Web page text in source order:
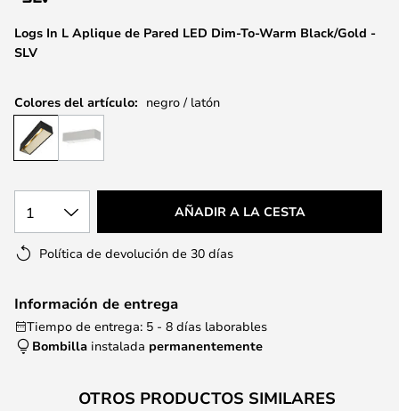
Logs In L Aplique de Pared LED Dim-To-Warm Black/Gold -
SLV
Colores del artículo: negro / latón
1 AÑADIR A LA CESTA
Política de devolución de 30 días
Información de entrega
Tiempo de entrega: 5 - 8 días laborables
Bombilla instalada permanentemente
OTROS PRODUCTOS SIMILARES